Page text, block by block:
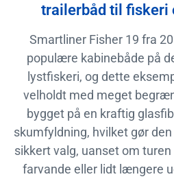
trailerbåd til fiskeri
Smartliner Fisher 19 fra
populære kabinebåde på
lystfiskeri, og dette
velholdt med meget
bygget på en kraftig
skumfyldning, hvilket gør
sikkert valg, uanset om
farvande eller lidt længere